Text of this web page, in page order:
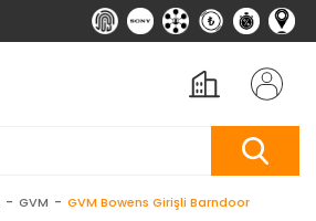
GVM GVM Bowens Girişli Barndoor